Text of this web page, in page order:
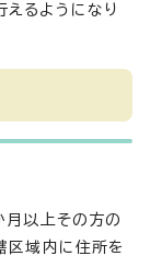
るようになり
以上その方の
域内に住所を